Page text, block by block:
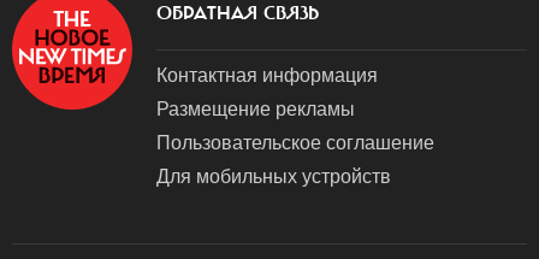
ОБРАТНАЯ СВЯЗЬ
Контактная информация
Размещение рекламы
Пользовательское соглашение
Для мобильных устройств